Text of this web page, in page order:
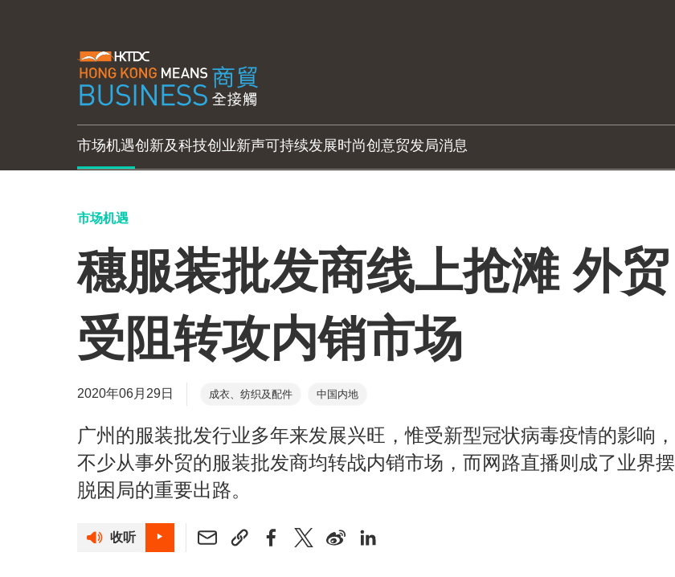
市场机遇创新及科技创业新声可持续发展时尚创意贸发局消息
市场机遇
穗服装批发商线上抢滩 外贸
受阻转攻内销市场
2020年06月29日 成衣、纺织及配件 中国内地
广州的服装批发行业多年来发展兴旺，惟受新型冠状病毒疫情的影响，
不少从事外贸的服装批发商均转战内销市场，而网路直播则成了业界摆
脱困局的重要出路。
收听